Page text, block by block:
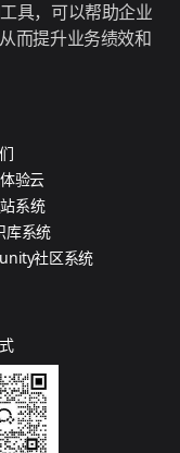
具，可以帮助企业
而提升业务绩效和
验云
系统
库系统
社区系统